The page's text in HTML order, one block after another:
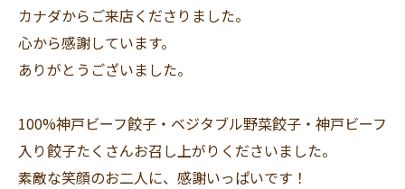
カナダからご来店くださりました。
心から感謝しています。
ありがとうございました。
100%神戸ビーフ餃子・ベジタブル野菜餃子・神戸ビーフ
入り餃子たくさんお召し上がりくださいました。
素敵な笑顔のお二人に、感謝いっぱいです！